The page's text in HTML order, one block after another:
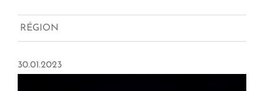
RÉGION
30.01.2023